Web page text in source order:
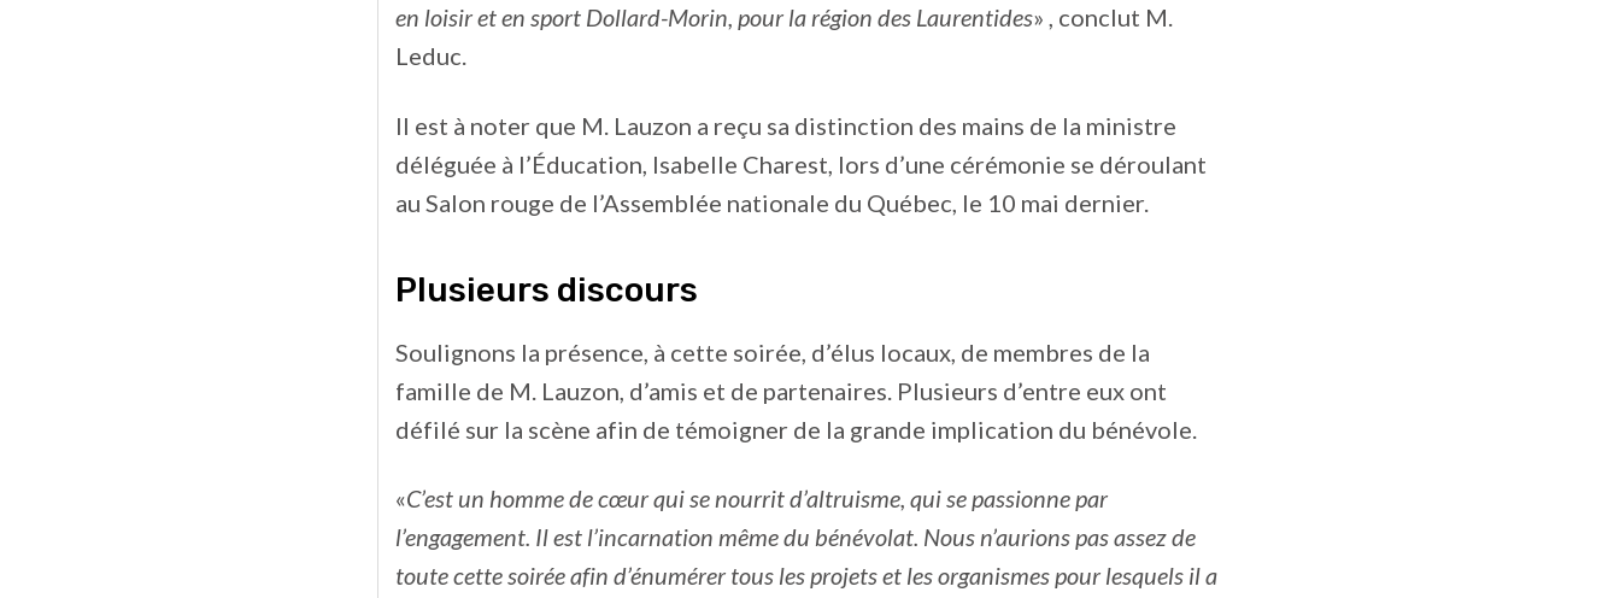
en loisir et en sport Dollard-Morin, pour la région des Laurentides» , conclut M.
Leduc.
Il est à noter que M. Lauzon a reçu sa distinction des mains de la ministre
déléguée à l’Éducation, Isabelle Charest, lors d’une cérémonie se déroulant
au Salon rouge de l’Assemblée nationale du Québec, le 10 mai dernier.
Plusieurs discours
Soulignons la présence, à cette soirée, d’élus locaux, de membres de la
famille de M. Lauzon, d’amis et de partenaires. Plusieurs d’entre eux ont
défilé sur la scène afin de témoigner de la grande implication du bénévole.
«C’est un homme de cœur qui se nourrit d’altruisme, qui se passionne par
l’engagement. Il est l’incarnation même du bénévolat. Nous n’aurions pas assez de
toute cette soirée afin d’énumérer tous les projets et les organismes pour lesquels il a